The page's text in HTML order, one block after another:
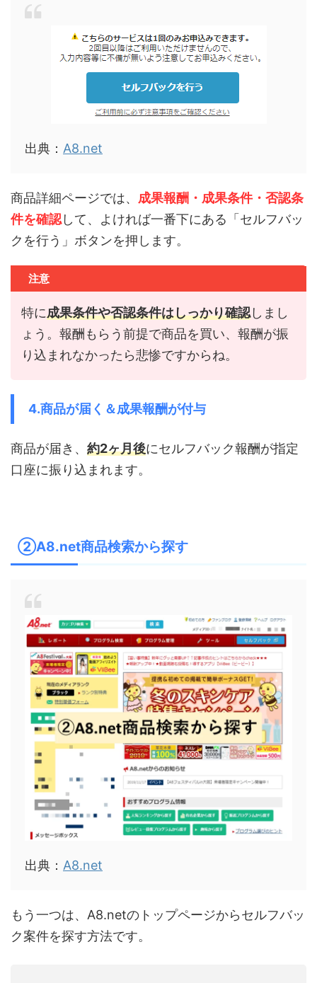
出典： A8.net
商品詳細ページでは、 成果報酬・成果条件・否認条
件を確認して、よければ一番下にある「セルフバッ
クを行う」ボタンを押します。
注意
特に成果条件や否認条件はしっかり確認しまし
ょう。報酬もらう前提で商品を買い、報酬が振
り込まれなかったら悲惨ですからね。
4.商品が届く＆成果報酬が付与
商品が届き、 約2ヶ月後にセルフバック報酬が指定
口座に振り込まれます。
②A8.net商品検索から探す
出典： A8.net
もう一つは、A8.netのトップページからセルフバッ
ク案件を探す方法です。